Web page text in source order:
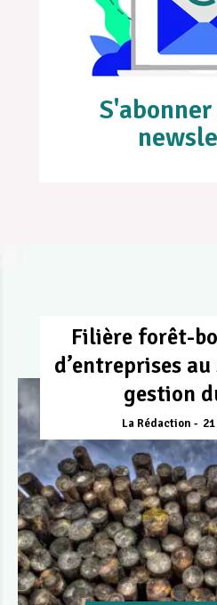
Filière forêt-
d’entreprises
gestion
La Rédaction